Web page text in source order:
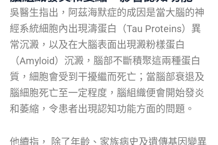
吳醫生指出，阿茲海默症的成因是當大腦的神
經系統細胞內出現濤蛋白（Tau Proteins）異
常沉澱，以及在大腦表面出現澱粉樣蛋白
（Amyloid）沉澱，腦部不斷積聚這兩種蛋白
質，細胞會受到干擾繼而死亡；當腦部衰退及
腦細胞死亡至一定程度，腦組織便會開始發炎
和萎縮，令患者出現認知功能方面的問題。
他續指， 除了年齡、家族病史及遺傳基因變異